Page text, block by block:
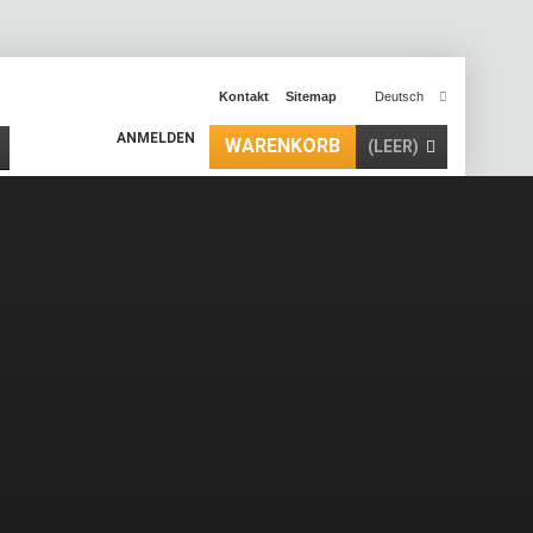
Deutsch
Kontakt Sitemap
WARENKORB (LEER)
ANMELDEN